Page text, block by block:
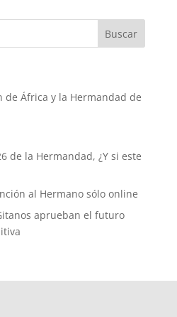
de África y la Hermandad de
de la Hermandad, ¿Y si este
al Hermano sólo online
aprueban el futuro